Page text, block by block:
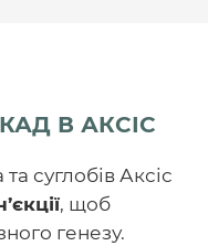
В АКСІС
суглобів Аксіс
, щоб
генезу.